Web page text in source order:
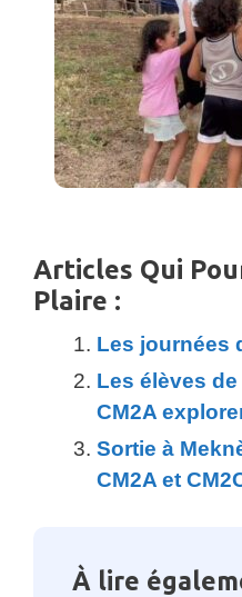
Articles Qui
Plaire :
Les journées
Les élèves
CM2A
Sortie à
CM2A et
À lire